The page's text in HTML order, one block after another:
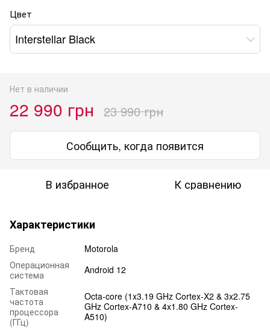
Цвет
Interstellar Black
Нет в наличии
22 990 грн 23 990 грн
Сообщить, когда появится
В избранное К сравнению
Характеристики
Бренд
Motorola
Операционная
система
Android 12
Тактовая
частота
процессора
(ГГц)
Octa-core (1x3.19 GHz Cortex-X2 & 3x2.75
GHz Cortex-A710 & 4x1.80 GHz Cortex-
A510)